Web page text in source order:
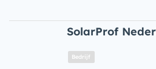
SolarProf